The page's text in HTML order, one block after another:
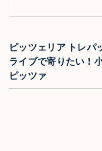
ピッツェリア トレパ
ライブで寄りたい！
ピッツァ